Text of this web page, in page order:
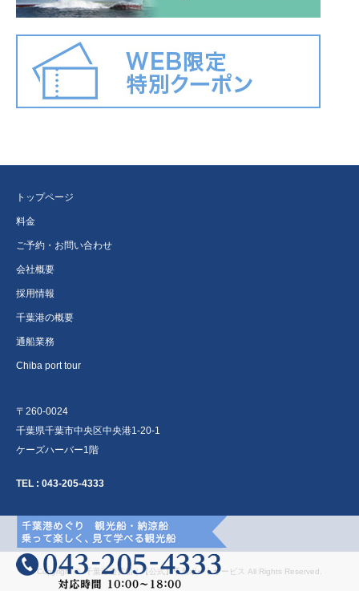
トップページ
料金
ご予約・お問い合わせ
会社概要
採用情報
千葉港の概要
通船業務
Chiba port tour
〒260-0024
千葉県千葉市中央区中央港1-20-1
ケーズハーバー1階
TEL : 043-205-4333
Copyright ©千葉港遊覧船｜【公式】千葉ポートサービス All Rights Reserved.